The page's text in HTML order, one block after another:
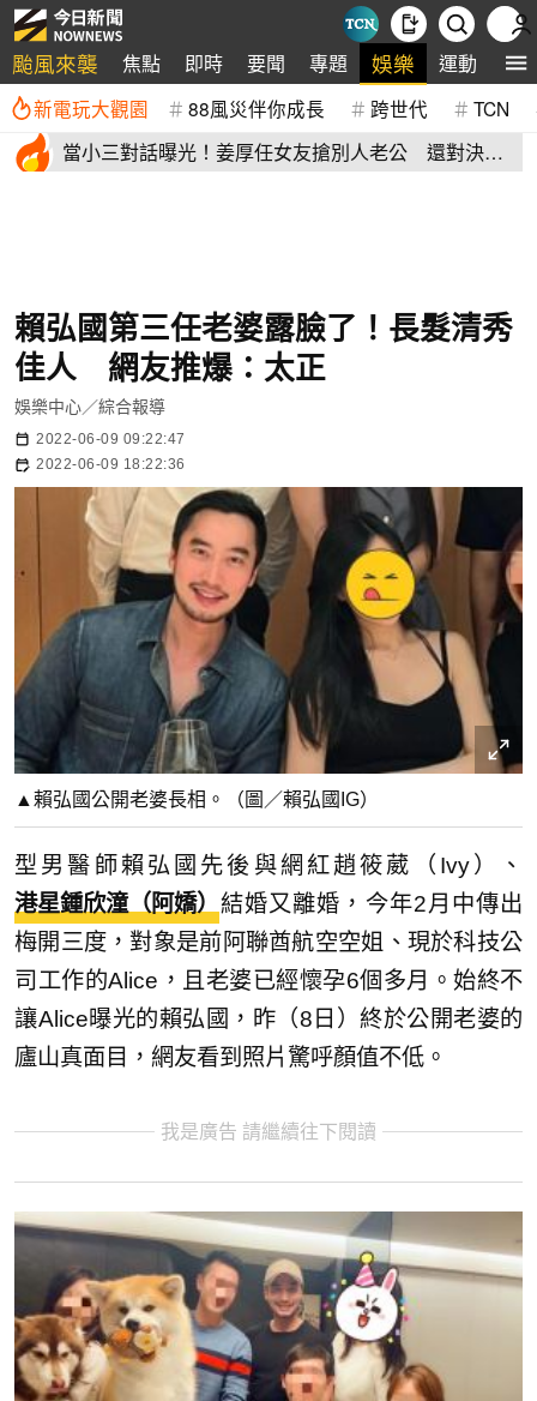
颱風來襲 焦點 即時 要聞 專題 娛樂 運動 全
新電玩大觀園 88風災伴你成長 跨世代 TCN
當小三對話曝光！姜厚任女友搶別人老公 還對決正
賴弘國第三任老婆露臉了！長髮清秀
佳人 網友推爆：太正
娛樂中心／綜合報導
2022-06-09 09:22:47
2022-06-09 18:22:36
▲賴弘國公開老婆長相。（圖／賴弘國IG）
型男醫師賴弘國先後與網紅趙筱葳（Ivy）、
港星鍾欣潼（阿嬌） 結婚又離婚，今年2月中傳出
梅開三度，對象是前阿聯酋航空空姐、現於科技公
司工作的Alice，且老婆已經懷孕6個多月。始終不
讓Alice曝光的賴弘國，昨（8日）終於公開老婆的
廬山真面目，網友看到照片驚呼顏值不低。
我是廣告 請繼續往下閱讀